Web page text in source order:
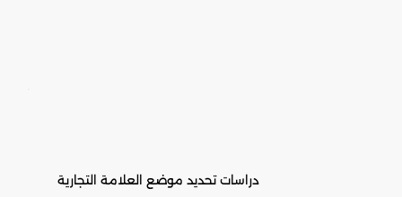
دراسات تحديد موضع العلامة التجارية